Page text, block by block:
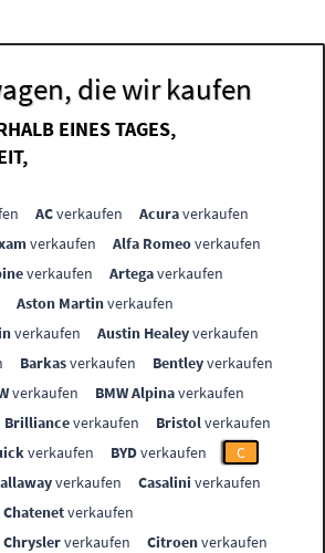
die wir kaufen
EINES TAGES,
ACverkaufen Acuraverkaufen
verkaufen Alfa Romeoverkaufen
verkaufen Artegaverkaufen
Aston Martinverkaufen
verkaufen Austin Healeyverkaufen
Barkasverkaufen Bentleyverkaufen
verkaufen BMW Alpinaverkaufen
Brillianceverkaufen Bristolverkaufen
verkaufen BYDverkaufen
C
verkaufen Casalini verkaufen
Chatenetverkaufen
Chryslerverkaufen Citroenverkaufen